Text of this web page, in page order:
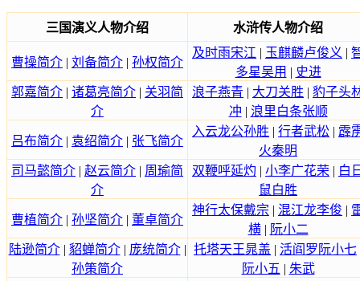
三国演义人物介绍 水浒传人物介绍
曹操简介 | 刘备简介 | 孙权简介
及时雨宋江 | 玉麒麟卢俊义 |
多星吴用 | 史进
郭嘉简介 | 诸葛亮简介 | 关羽简
介
浪子燕青 | 大刀关胜 | 豹子头
冲 | 浪里白条张顺
吕布简介 | 袁绍简介 | 张飞简介
入云龙公孙胜 | 行者武松 | 霹
火秦明
司马懿简介 | 赵云简介 | 周瑜简
介
双鞭呼延灼 | 小李广花荣 | 白
鼠白胜
曹植简介 | 孙坚简介 | 董卓简介
神行太保戴宗 | 混江龙李俊 |
横| 阮小二
陆逊简介| 貂蝉简介| 庞统简介|
孙策简介
托塔天王晁盖 | 活阎罗阮小七
阮小五 | 朱武